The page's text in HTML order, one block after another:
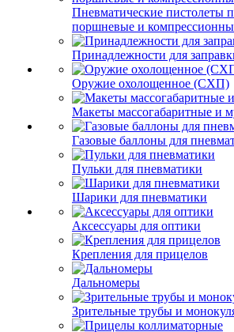
Пневматические пистолеты
поршневые и
Принадлежности для
Оружие охолощенное (СХП)
Макеты массогабаритные и
Газовые баллоны для
Пульки для пневматики
Шарики для пневматики
Аксессуары для оптики
Крепления для прицелов
Дальномеры
Зрительные трубы и